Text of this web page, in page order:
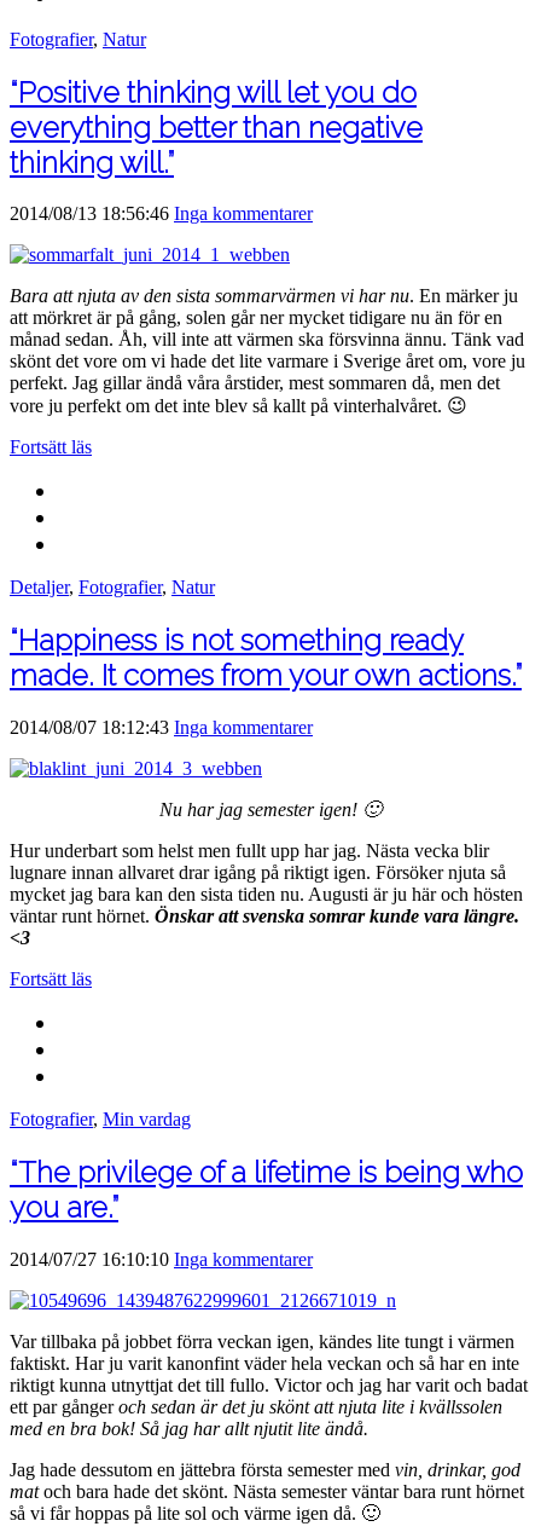
Fotografier, Natur
“Positive thinking will let you do
everything better than negative
thinking will.”
2014/08/13 18:56:46 Inga kommentarer
Bara att njuta av den sista sommarvärmen vi har nu. En märker ju
att mörkret är på gång, solen går ner mycket tidigare nu än för en
månad sedan. Åh, vill inte att värmen ska försvinna ännu. Tänk vad
skönt det vore om vi hade det lite varmare i Sverige året om, vore ju
perfekt. Jag gillar ändå våra årstider, mest sommaren då, men det
vore ju perfekt om det inte blev så kallt på vinterhalvåret. 😉
Fortsätt läs
Detaljer, Fotografier, Natur
“Happiness is not something ready
made. It comes from your own actions.”
2014/08/07 18:12:43 Inga kommentarer
Nu har jag semester igen! 🙂
Hur underbart som helst men fullt upp har jag. Nästa vecka blir
lugnare innan allvaret drar igång på riktigt igen. Försöker njuta så
mycket jag bara kan den sista tiden nu. Augusti är ju här och hösten
väntar runt hörnet. Önskar att svenska somrar kunde vara längre.
<3
Fortsätt läs
Fotografier, Min vardag
“The privilege of a lifetime is being who
you are.”
2014/07/27 16:10:10 Inga kommentarer
Var tillbaka på jobbet förra veckan igen, kändes lite tungt i värmen
faktiskt. Har ju varit kanonfint väder hela veckan och så har en inte
riktigt kunna utnyttjat det till fullo. Victor och jag har varit och badat
ett par gångeroch sedan är det ju skönt att njuta lite i kvällssolen
med en bra bok! Så jag har allt njutit lite ändå.
Jag hade dessutom en jättebra första semester med vin, drinkar, god
matoch bara hade det skönt. Nästa semester väntar bara runt hörnet
så vi får hoppas på lite sol och värme igen då. 🙂